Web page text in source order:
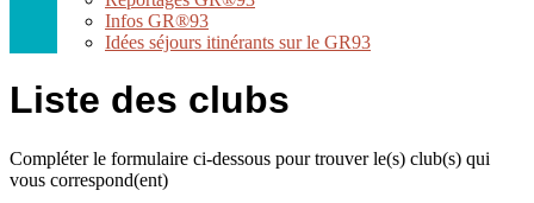
Infos GR®93
Idées séjours itinérants sur le GR­93
Liste des clubs
Compléter le formulaire ci-dessous pour trouver le(s) club(s) qui
vous correspond(ent)